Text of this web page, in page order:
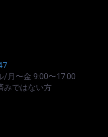
/月〜金 9:00〜17:00
みではない方